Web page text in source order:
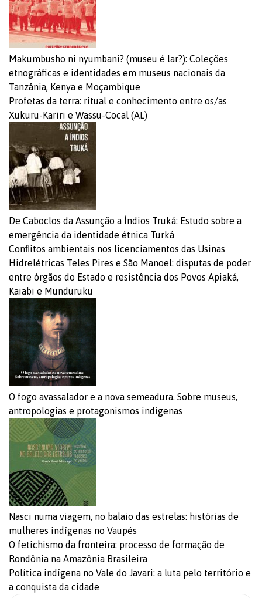
Makumbusho ni nyumbani? (museu é lar?): Coleções
etnográficas e identidades em museus nacionais da
Tanzânia, Kenya e Moçambique
Profetas da terra: ritual e conhecimento entre os/as
Xukuru-Kariri e Wassu-Cocal (AL)
De Caboclos da Assunção a Índios Truká: Estudo sobre a
emergência da identidade étnica Turká
Conﬂitos ambientais nos licenciamentos das Usinas
Hidrelétricas Teles Pires e São Manoel: disputas de poder
entre órgãos do Estado e resistência dos Povos Apiaká,
Kaiabi e Munduruku
O fogo avassalador e a nova semeadura. Sobre museus,
antropologias e protagonismos indígenas
Nasci numa viagem, no balaio das estrelas: histórias de
mulheres indígenas no Vaupés
O fetichismo da fronteira: processo de formação de
Rondônia na Amazônia Brasileira
Política indígena no Vale do Javari: a luta pelo território e
a conquista da cidade